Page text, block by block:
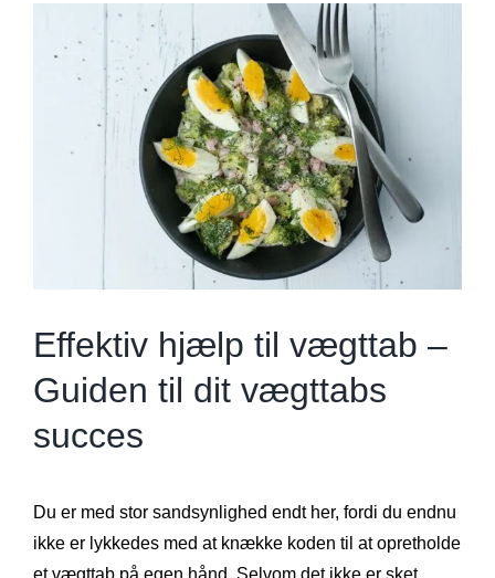
større
billede
Effektiv hjælp til vægttab –
Guiden til dit vægttabs
succes
Du er med stor sandsynlighed endt her, fordi du endnu
ikke er lykkedes med at knække koden til at opretholde
et vægttab på egen hånd. Selvom det ikke er sket